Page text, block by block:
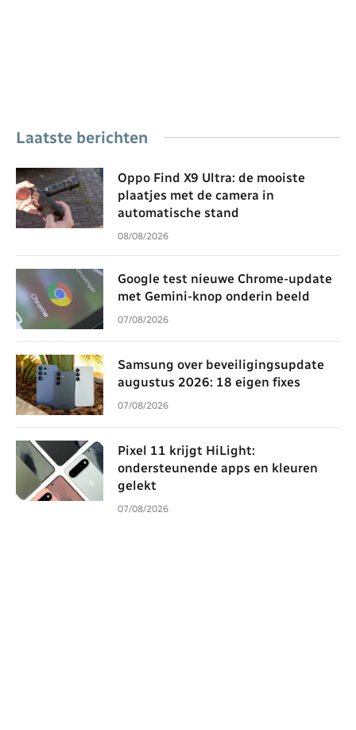
Laatste berichten
Oppo Find X9 Ultra: de mooiste
plaatjes met de camera in
automatische stand
08/08/2026
Google test nieuwe Chrome-update
met Gemini-knop onderin beeld
07/08/2026
Samsung over beveiligingsupdate
augustus 2026: 18 eigen fixes
07/08/2026
Pixel 11 krijgt HiLight:
ondersteunende apps en kleuren
gelekt
07/08/2026